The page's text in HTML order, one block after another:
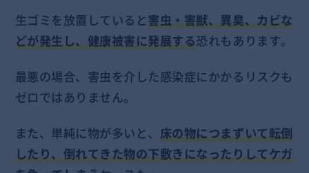
生ゴミを放置していると害虫・害獣、異臭、カビな
どが発生し、健康被害に発展する恐れもあります。
最悪の場合、害虫を介した感染症にかかるリスクも
ゼロではありません。
また、単純に物が多いと、 床の物につまずいて転倒
したり、倒れてきた物の下敷きになったりしてケガ